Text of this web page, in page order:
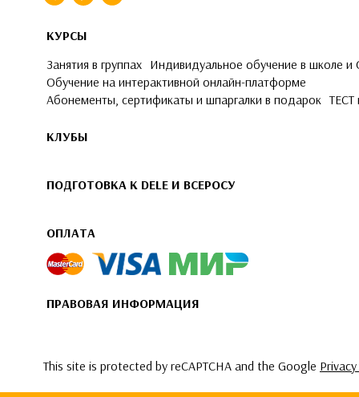
КУРСЫ
Занятия в группах Индивидуальное обучение в школе и
Обучение на интерактивной онлайн-платформе
Абонементы, сертификаты и шпаргалки в подарок ТЕСТ
КЛУБЫ
ПОДГОТОВКА К DELE И ВСЕРОСУ
ОПЛАТА
ПРАВОВАЯ ИНФОРМАЦИЯ
This site is protected by reCAPTCHA and the Google